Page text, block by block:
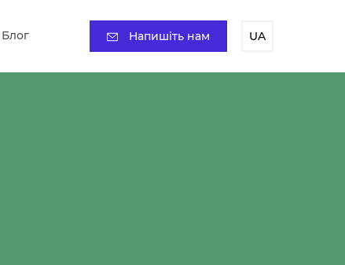
Блог Напишіть нам UA